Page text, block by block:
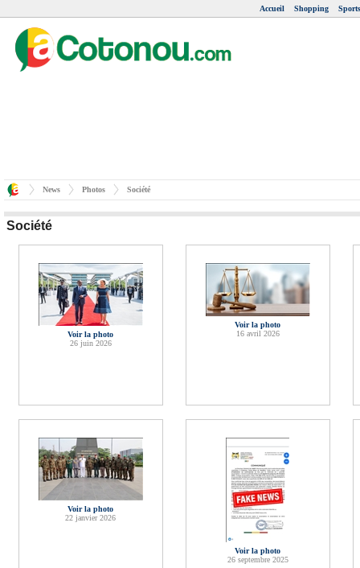
Accueil Shopping Sports
News Photos Société
Société
Voir la photo
26 juin 2026
Voir la photo
16 avril 2026
Voir la photo
22 janvier 2026
Voir la photo
26 septembre 2025